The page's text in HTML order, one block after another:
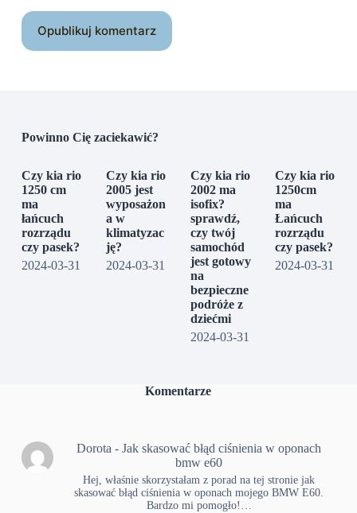
Opublikuj komentarz
Powinno Cię zaciekawić?
Czy kia rio
1250 cm
ma
łańcuch
rozrządu
czy pasek?
2024-03-31
Czy kia rio
2005 jest
wyposażon
a w
klimatyzac
ję?
2024-03-31
Czy kia rio
2002 ma
isofix?
sprawdź,
czy twój
samochód
jest gotowy
na
bezpieczne
podróże z
dziećmi
2024-03-31
Czy kia rio
1250cm
ma
Łańcuch
rozrządu
czy pasek?
2024-03-31
Komentarze
Dorota -Jak skasować błąd ciśnienia w oponach
bmw e60
Hej, właśnie skorzystałam z porad na tej stronie jak
skasować błąd ciśnienia w oponach mojego BMW E60.
Bardzo mi pomogło!…